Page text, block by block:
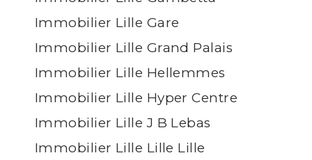
Immobilier Lille Gare
Immobilier Lille Grand Palais
Immobilier Lille Hellemmes
Immobilier Lille Hyper Centre
Immobilier Lille J B Lebas
Immobilier Lille Lille Lille